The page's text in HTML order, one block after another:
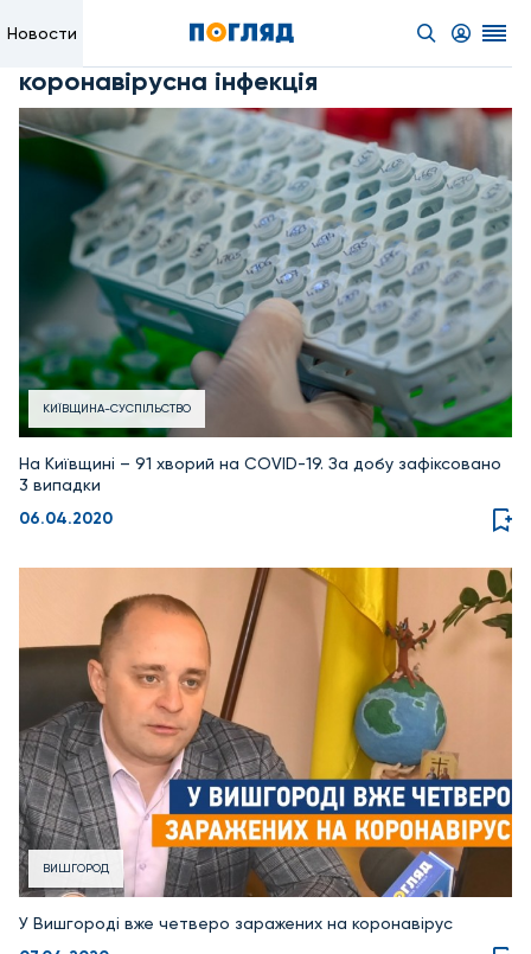
Новости
коронавірусна інфекція
КИЇВЩИНА-СУСПІЛЬСТВО
На Київщині – 91 хворий на CОVID-19. За добу зафіксовано
3 випадки
06.04.2020
ВИШГОРОД
У Вишгороді вже четверо заражених на коронавірус